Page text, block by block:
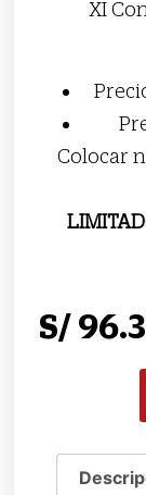
XI
Colocar
S/